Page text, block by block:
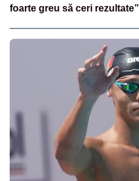
foarte greu să ceri rezultate”